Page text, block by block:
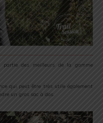
des meilleurs de la gamme
qui peut être très utile également
un gros sac à dos.